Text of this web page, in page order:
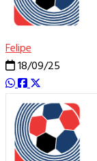
Felipe
18/09/25